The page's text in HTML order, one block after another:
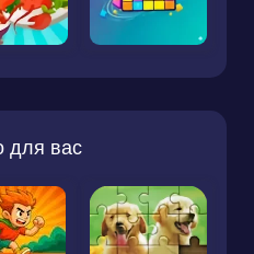
для вас